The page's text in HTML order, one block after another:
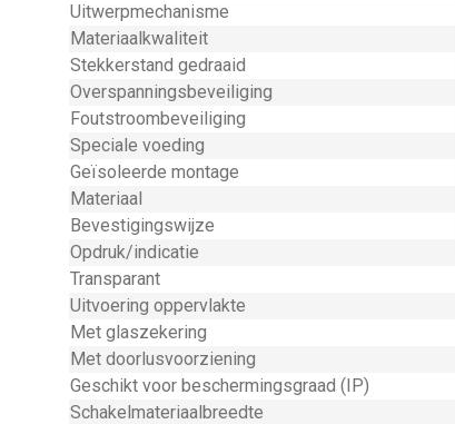
Uitwerpmechanisme
Materiaalkwaliteit
Stekkerstand gedraaid
Overspanningsbeveiliging
Foutstroombeveiliging
Speciale voeding
Geïsoleerde montage
Materiaal
Bevestigingswijze
Opdruk/indicatie
Transparant
Uitvoering oppervlakte
Met glaszekering
Met doorlusvoorziening
Geschikt voor beschermingsgraad (IP)
Schakelmateriaalbreedte